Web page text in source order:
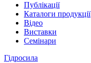
Публікації
Каталоги продукції
Відео
Виставки
Семінари
Гідросила